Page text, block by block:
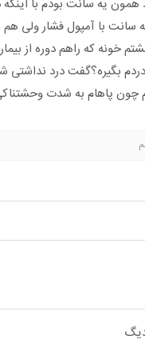
همون یه سانت بودم با
سانت با آمپول فشار ولی
خونه که راهم دوره از
بگیره؟گفت درد نداشتی
چون پاهام به شدت